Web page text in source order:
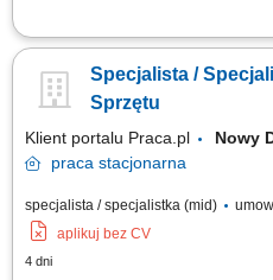
Współpraca z działem inwestycji w
sprzętu firmowego. Oznaczanie
dokumentacji fotograficznej. Analiza
Specjalista /
Sprzętu
Klient portalu Praca.pl
Nowy
praca stacjonarna
specjalista / specjalistka (mid)
aplikuj bez CV
4 dni